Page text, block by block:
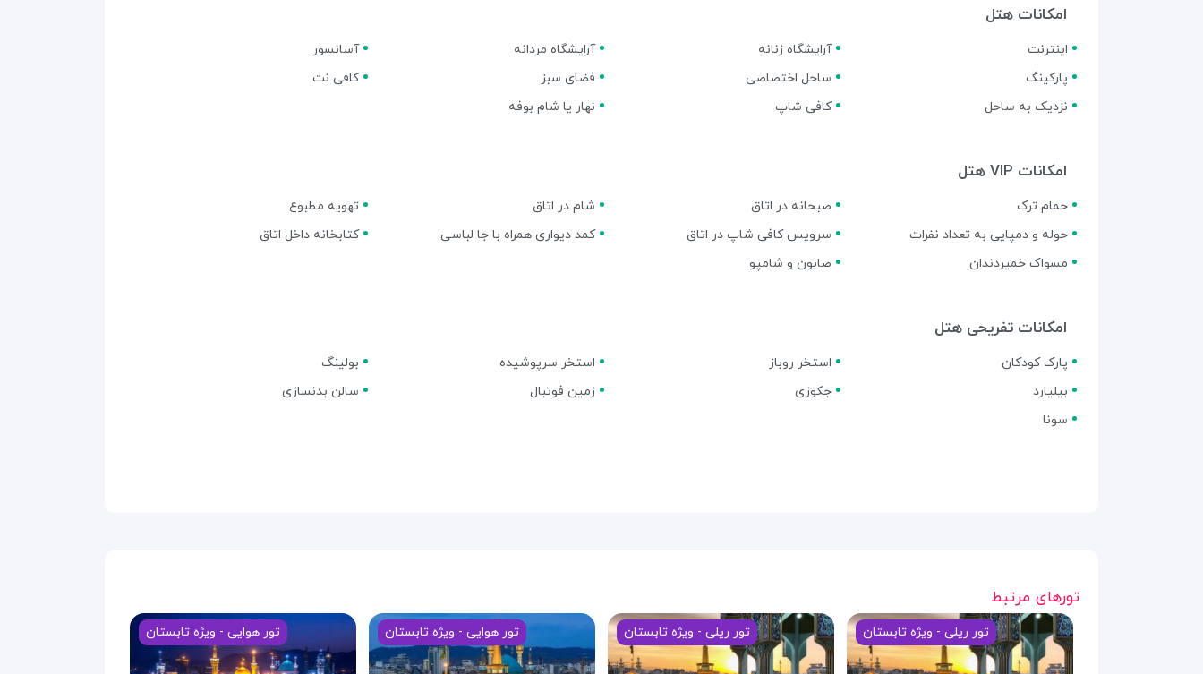
امکانات هتل
اینترنت آرایشگاه زنانه آرایشگاه مردانه
آسانسور
پارکینگ
ساحل اختصاصی فضای سبز
کافی نت
نزدیک به ساحل
کافی شاپ نهار یا شام بوفه
امکانات VIP هتل
حمام ترک صبحانه در اتاق شام در اتاق
تهویه مطبوع
حوله و دمپایی به تعداد نفرات
سرویس کافی شاپ در اتاق کمد دیواری همراه با جا لباسی
کتابخانه داخل اتاق
مسواک خمیردندان
صابون و شامپو
امکانات تفریحی هتل
پارک کودکان استخر روباز استخر سرپوشیده
بولینگ
بیلیارد
جکوزی زمین فوتبال
سالن بدنسازی
سونا
تورهای مرتبط
تور ریلی - ویژه تابستان تور ریلی - ویژه تابستان تور هوایی - ویژه تابستان تور هوایی - ویژه تابستان